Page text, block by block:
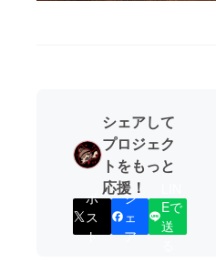
シェアして
プロジェク
トをもっと
応援！
ポ
ス
ト
シ
ェ
ア
Eで
送